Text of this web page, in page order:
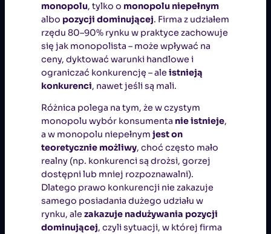
monopolu, tylko o monopolu niepełnym
albo pozycji dominującej. Firma z udziałem
rzędu 80–90% rynku w praktyce zachowuje
się jak monopolista – może wpływać na
ceny, dyktować warunki handlowe i
ograniczać konkurencję – ale istnieją
konkurenci, nawet jeśli są mali.
Różnica polega na tym, że w czystym
monopolu wybór konsumenta nie istnieje,
a w monopolu niepełnym jest on
teoretycznie możliwy, choć często mało
realny (np. konkurenci są drożsi, gorzej
dostępni lub mniej rozpoznawalni).
Dlatego prawo konkurencji nie zakazuje
samego posiadania dużego udziału w
rynku, ale zakazuje nadużywania pozycji
dominującej, czyli sytuacji, w której firma